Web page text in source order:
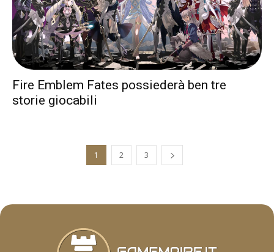
Fire Emblem Fates possiederà ben tre
storie giocabili
1 2 3